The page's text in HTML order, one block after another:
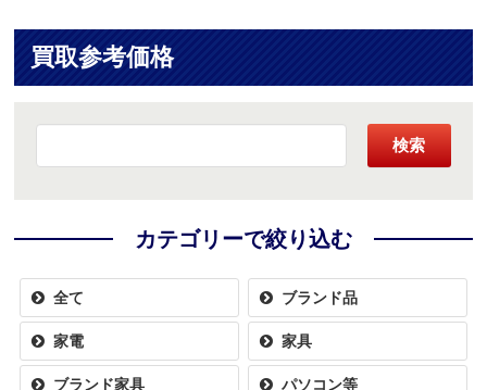
買取参考価格
検索
カテゴリーで絞り込む
全て ブランド品
家電 家具
ブランド家具 パソコン等